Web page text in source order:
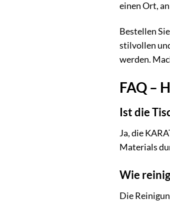
einen Ort,
Bestellen
stilvollen
werden.
FAQ –
Ist die
Ja, die
Materials
Wie
Die